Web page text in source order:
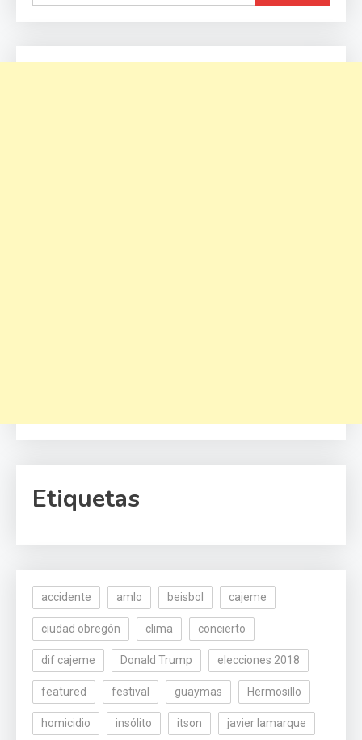
Etiquetas
accidente amlo beisbol cajeme
ciudad obregón clima concierto
dif cajeme Donald Trump elecciones 2018
featured festival guaymas Hermosillo
homicidio insólito itson javier lamarque